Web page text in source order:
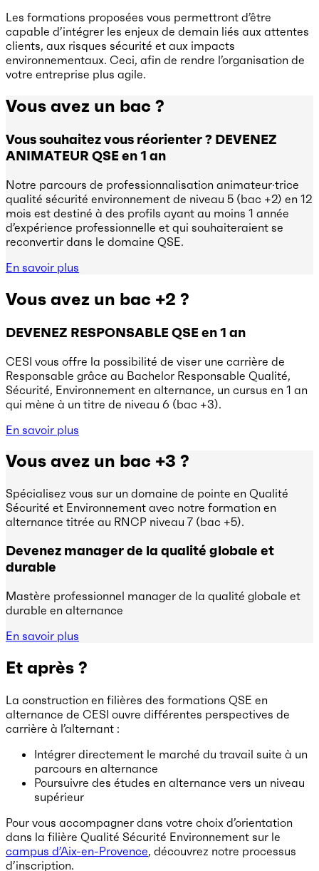
Les formations proposées vous permettront d’être
capable d’intégrer les enjeux de demain liés aux attentes
clients, aux risques sécurité et aux impacts
environnementaux. Ceci, afin de rendre l’organisation de
votre entreprise plus agile.
Vous avez un bac ?
Vous souhaitez vous réorienter ? DEVENEZ
ANIMATEUR QSE en 1 an
Notre parcours de professionnalisation animateur·trice
qualité sécurité environnement de niveau 5 (bac +2) en 12
mois est destiné à des profils ayant au moins 1 année
d’expérience professionnelle et qui souhaiteraient se
reconvertir dans le domaine QSE.
En savoir plus
Vous avez un bac +2 ?
DEVENEZ RESPONSABLE QSE en 1 an
CESI vous offre la possibilité de viser une carrière de
Responsable grâce au Bachelor Responsable Qualité,
Sécurité, Environnement en alternance, un cursus en 1 an
qui mène à un titre de niveau 6 (bac +3).
En savoir plus
Vous avez un bac +3 ?
Spécialisez vous sur un domaine de pointe en Qualité
Sécurité et Environnement avec notre formation en
alternance titrée au RNCP niveau 7 (bac +5).
Devenez manager de la qualité globale et
durable
Mastère professionnel manager de la qualité globale et
durable en alternance
En savoir plus
Et après ?
La construction en filières des formations QSE en
alternance de CESI ouvre différentes perspectives de
carrière à l’alternant :
Intégrer directement le marché du travail suite à un
parcours en alternance
Poursuivre des études en alternance vers un niveau
supérieur
Pour vous accompagner dans votre choix d’orientation
dans la filière Qualité Sécurité Environnement sur le
campus d’Aix-en-Provence, découvrez notre processus
d’inscription.